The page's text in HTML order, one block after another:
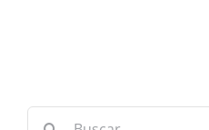
Buscar: